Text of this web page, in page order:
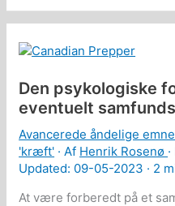
udlejningsboliger
en
på
mia.
per
Den psykologiske
eventuelt
Avancerede åndelige
'kræft' · Af Henrik Rosenø
Updated: 09-05-2023 · 2
At være forberedt på et